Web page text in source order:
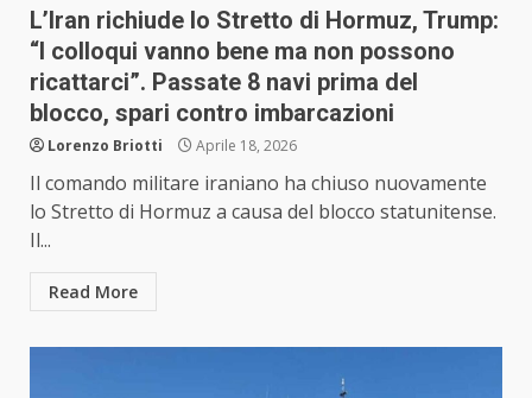
L’Iran richiude lo Stretto di Hormuz, Trump:
“I colloqui vanno bene ma non possono
ricattarci”. Passate 8 navi prima del
blocco, spari contro imbarcazioni
Lorenzo Briotti Aprile 18, 2026
Il comando militare iraniano ha chiuso nuovamente
lo Stretto di Hormuz a causa del blocco statunitense.
Il...
Read More